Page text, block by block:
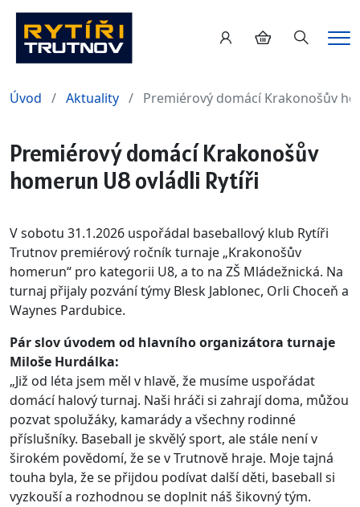
Hledání
Úvod Aktuality Premiérový domácí Krakonošův
Premiérový domácí Krakonošův
homerun U8 ovládli Rytíři
V sobotu 31.1.2026 uspořádal baseballový klub Rytíři
Trutnov premiérový ročník turnaje „Krakonošův
homerun“ pro kategorii U8, a to na ZŠ Mládežnická. Na
turnaj přijaly pozvání týmy Blesk Jablonec, Orli Choceň a
Waynes Pardubice.
Pár slov úvodem od hlavního organizátora turnaje
Miloše Hurdálka:
„Již od léta jsem měl v hlavě, že musíme uspořádat
domácí halový turnaj. Naši hráči si zahrají doma, můžou
pozvat spolužáky, kamarády a všechny rodinné
příslušníky. Baseball je skvělý sport, ale stále není v
širokém povědomí, že se v Trutnově hraje. Moje tajná
touha byla, že se přijdou podívat další děti, baseball si
vyzkouší a rozhodnou se doplnit náš šikovný tým.